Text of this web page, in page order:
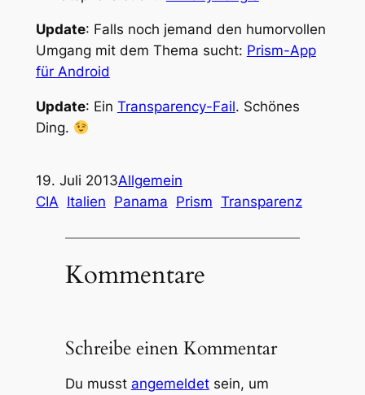
Update: Falls noch jemand den humorvollen
Umgang mit dem Thema sucht: Prism-App
für Android
Update: Ein Transparency-Fail. Schönes
Ding.
19. Juli 2013Allgemein
CIA Italien Panama Prism Transparenz
Kommentare
Schreibe einen Kommentar
Du musst angemeldetsein, um